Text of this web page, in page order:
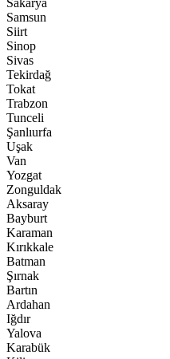
Sakarya
Samsun
Siirt
Sinop
Sivas
Tekirdağ
Tokat
Trabzon
Tunceli
Şanlıurfa
Uşak
Van
Yozgat
Zonguldak
Aksaray
Bayburt
Karaman
Kırıkkale
Batman
Şırnak
Bartın
Ardahan
Iğdır
Yalova
Karabük